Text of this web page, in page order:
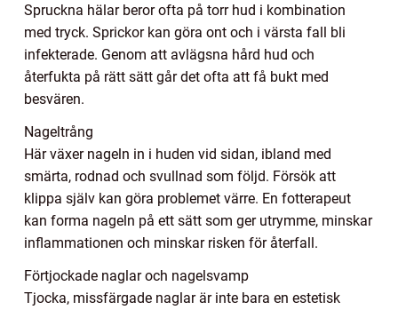
Spruckna hälar beror ofta på torr hud i kombination
med tryck. Sprickor kan göra ont och i värsta fall bli
infekterade. Genom att avlägsna hård hud och
återfukta på rätt sätt går det ofta att få bukt med
besvären.
Nageltrång
Här växer nageln in i huden vid sidan, ibland med
smärta, rodnad och svullnad som följd. Försök att
klippa själv kan göra problemet värre. En fotterapeut
kan forma nageln på ett sätt som ger utrymme, minskar
inflammationen och minskar risken för återfall.
Förtjockade naglar och nagelsvamp
Tjocka, missfärgade naglar är inte bara en estetisk